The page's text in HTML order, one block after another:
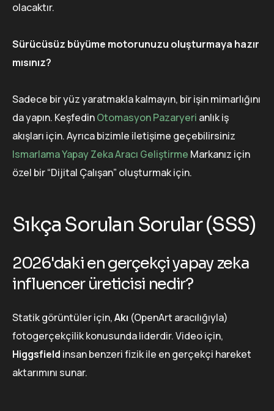
olacaktır.
Sürücüsüz büyüme motorunuzu oluşturmaya hazır
mısınız?
Sadece bir yüz yaratmakla kalmayın, bir işin mimarlığını
da yapın. KeşfedinOtomasyon Pazaryeri anlık iş
akışları için. Ayrıca bizimle iletişime geçebilirsiniz
Ismarlama Yapay Zeka Aracı Geliştirme Markanız için
özel bir “Dijital Çalışan” oluşturmak için.
Sıkça Sorulan Sorular (SSS)
2026'daki en gerçekçi yapay zeka
influencer üreticisi nedir?
Statik görüntüler için,Akı (OpenArt aracılığıyla)
fotogerçekçilik konusunda liderdir. Video için,
Higgsfield insan benzeri fizik ile en gerçekçi hareket
aktarımını sunar.